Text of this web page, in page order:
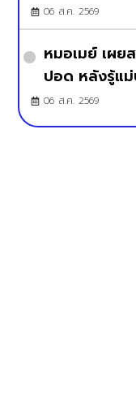
06 ส.ค. 2569
หมอเมย์ เผย
ปอด หลังรู้แ
06 ส.ค. 2569